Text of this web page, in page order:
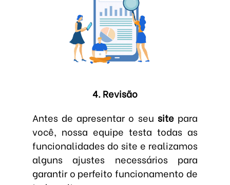
4. Revisão
Antes de apresentar o seu site para
você, nossa equipe testa todas as
funcionalidades do site e realizamos
alguns ajustes necessários para
garantir o perfeito funcionamento de